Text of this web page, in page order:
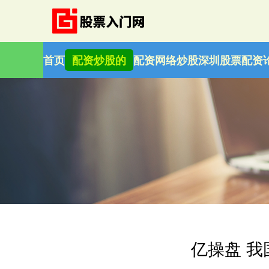
首页 配资炒股的 配资网络炒股深圳股票配资
亿操盘 我